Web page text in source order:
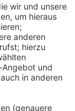
Eifel. Hier
Ende
in
Pro